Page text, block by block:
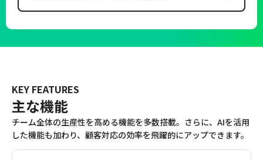
KEY FEATURES
主な機能
チーム全体の生産性を高める機能を多数搭載。さらに、AIを活用
した機能も加わり、顧客対応の効率を飛躍的にアップできます。